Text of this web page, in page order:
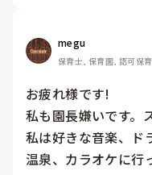
megu
保育士, 保育園, 認可保
お疲れ様です!
私も園長嫌いです。
私は好きな音楽、ド
温泉、カラオケに行